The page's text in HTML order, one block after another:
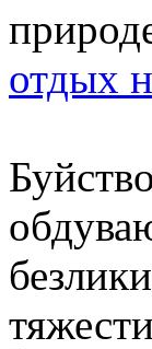
отдых